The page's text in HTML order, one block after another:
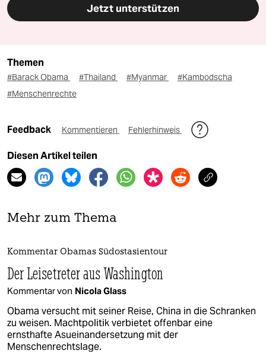
Jetzt unterstützen
Themen
#Barack Obama #Thailand #Myanmar
#Kambodscha
#Menschenrechte
Feedback Kommentieren Fehlerhinweis
Diesen Artikel teilen
Mehr zum Thema
Kommentar Obamas Südostasientour
Der Leisetreter aus Washington
Kommentar von Nicola Glass
Obama versucht mit seiner Reise, China in die Schranken
zu weisen. Machtpolitik verbietet offenbar eine
ernsthafte Asueinandersetzung mit der
Menschenrechtslage.